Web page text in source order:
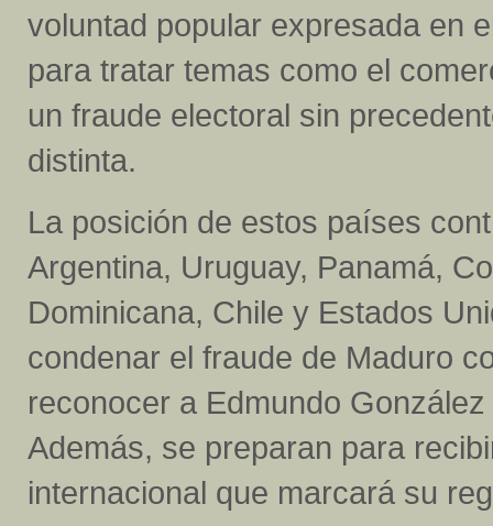
voluntad popular expresada en
para tratar temas como el
un fraude electoral sin
distinta.
La posición de estos países
Argentina, Uruguay, Panamá,
Dominicana, Chile y Estados
condenar el fraude de Maduro
reconocer a Edmundo
Además, se preparan para
internacional que marcará su